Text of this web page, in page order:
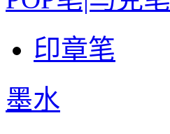
印章笔
墨水